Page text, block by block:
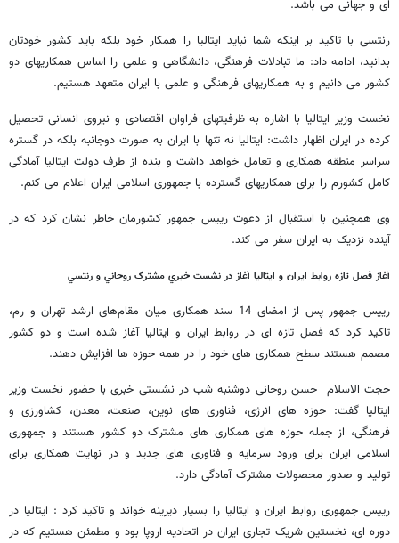
ای و جهانی می باشد.
رنتسی با تاکید بر اینکه شما نباید ایتالیا را همکار خود بلکه باید کشور خودتان
بدانید، ادامه داد: ما تبادلات فرهنگی، دانشگاهی و علمی را اساس همکاریهای دو
کشور می دانیم و به همکاریهای فرهنگی و علمی با ایران متعهد هستیم.
نخست وزیر ایتالیا با اشاره به ظرفیتهای فراوان اقتصادی و نیروی انسانی تحصیل
کرده در ایران اظهار داشت: ایتالیا نه تنها با ایران به صورت دوجانبه بلکه در گستره
سراسر منطقه همکاری و تعامل خواهد داشت و بنده از طرف دولت ایتالیا آمادگی
کامل کشورم را برای همکاریهای گسترده با جمهوری اسلامی ایران اعلام می کنم.
وی همچنین با استقبال از دعوت رییس جمهور کشورمان خاطر نشان کرد که در
آینده نزدیک به ایران سفر می کند.
آغاز فصل تازه روابط ایران و ایتالیا آغاز در نشست خبري مشترک روحاني و رنتسي
رییس جمهور پس از امضای 14 سند همکاری میان مقام‌های ارشد تهران و رم،
تاکید کرد که فصل تازه ای در روابط ایران و ایتالیا آغاز شده است و دو کشور
مصمم هستند سطح همکاری های خود را در همه حوزه ها افزایش دهند.
حجت الاسلام حسن روحانی دوشنبه شب در نشستی خبری با حضور نخست وزیر
ایتالیا گفت: حوزه های انرژی، فناوری های نوین، صنعت، معدن، کشاورزی و
فرهنگی، از جمله حوزه های همکاری های مشترک دو کشور هستند و جمهوری
اسلامی ایران برای ورود سرمایه و فناوری های جدید و در نهایت همکاری برای
تولید و صدور محصولات مشترک آمادگی دارد.
رییس جمهوری روابط ایران و ایتالیا را بسیار دیرینه خواند و تاکید کرد : ایتالیا در
دوره ای، نخستین شریک تجاری ایران در اتحادیه اروپا بود و مطمئن هستیم که در